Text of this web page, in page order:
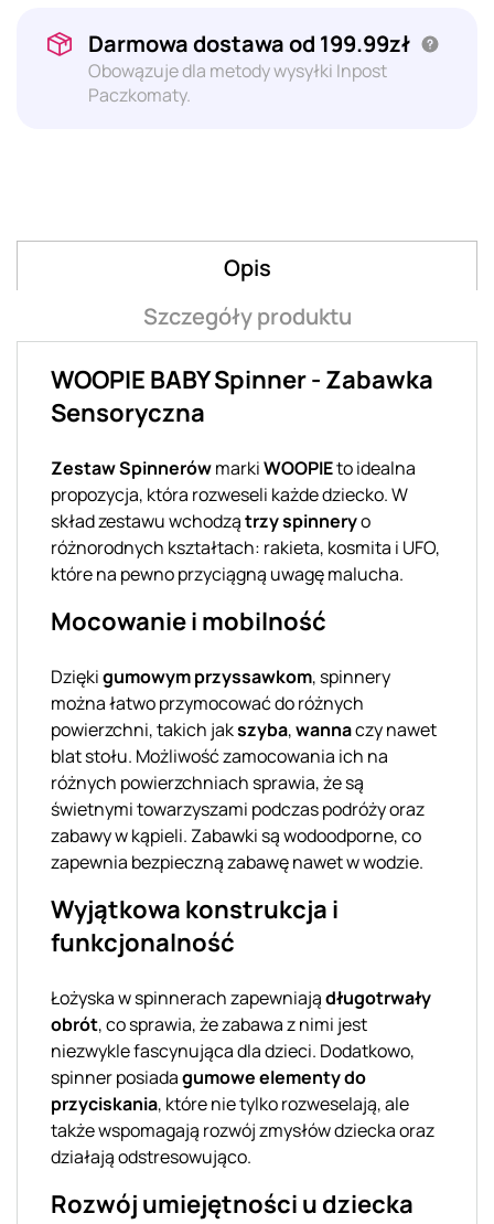
Darmowa dostawa od 199.99zł
Obowązuje dla metody wysyłki Inpost
Paczkomaty.
Opis
Szczegóły produktu
WOOPIE BABY Spinner - Zabawka
Sensoryczna
Zestaw SpinnerówmarkiWOOPIEto idealna
propozycja, która rozweseli każde dziecko. W
skład zestawu wchodzątrzy spinneryo
różnorodnych kształtach: rakieta, kosmita i UFO,
które na pewno przyciągną uwagę malucha.
Mocowanie i mobilność
Dziękigumowym przyssawkom, spinnery
można łatwo przymocować do różnych
powierzchni, takich jakszyba,wannaczy nawet
blat stołu. Możliwość zamocowania ich na
różnych powierzchniach sprawia, że są
świetnymi towarzyszami podczas podróży oraz
zabawy w kąpieli. Zabawki są wodoodporne, co
zapewnia bezpieczną zabawę nawet w wodzie.
Wyjątkowa konstrukcja i
funkcjonalność
Łożyska w spinnerach zapewniajądługotrwały
obrót, co sprawia, że zabawa z nimi jest
niezwykle fascynująca dla dzieci. Dodatkowo,
spinner posiadagumowe elementy do
przyciskania, które nie tylko rozweselają, ale
także wspomagają rozwój zmysłów dziecka oraz
działają odstresowująco.
Rozwój umiejętności u dziecka